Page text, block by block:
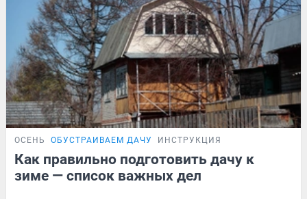
ОСЕНЬ ОБУСТРАИВАЕМ ДАЧУ ИНСТРУКЦИЯ
Как правильно подготовить дачу к
зиме — список важных дел